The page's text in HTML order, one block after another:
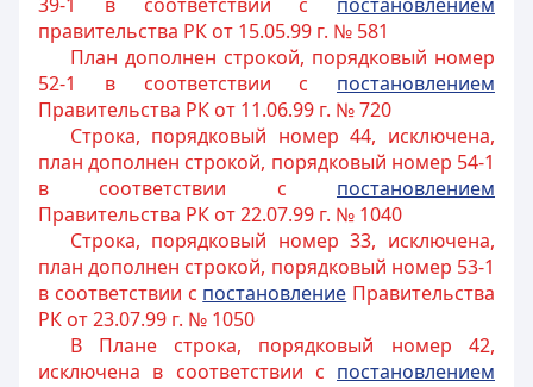
правительства РК от 15.05.99 г. № 581
План дополнен строкой, порядковый номер
52-1 в соответствии с постановлением
Правительства РК от 11.06.99 г. № 720
Строка, порядковый номер 44, исключена,
план дополнен строкой, порядковый номер 54-1
в соответствии с постановлением
Правительства РК от 22.07.99 г. № 1040
Строка, порядковый номер 33, исключена,
план дополнен строкой, порядковый номер 53-1
в соответствии с постановление Правительства
РК от 23.07.99 г. № 1050
В Плане строка, порядковый номер 42,
исключена в соответствии с постановлением